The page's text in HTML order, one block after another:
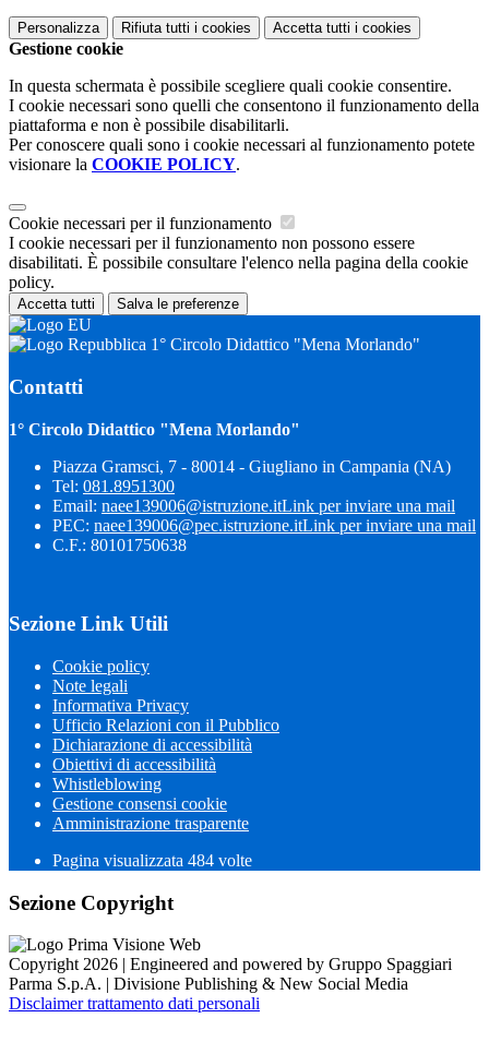
Personalizza Rifiuta tutti i cookies Accetta tutti i cookies
Gestione cookie
In questa schermata è possibile scegliere quali cookie consentire.
I cookie necessari sono quelli che consentono il funzionamento della
piattaforma e non è possibile disabilitarli.
Per conoscere quali sono i cookie necessari al funzionamento potete
visionare la COOKIE POLICY.
Cookie necessari per il funzionamento
I cookie necessari per il funzionamento non possono essere
disabilitati. È possibile consultare l'elenco nella pagina della cookie
policy.
Accetta tutti Salva le preferenze
1° Circolo Didattico "Mena Morlando"
Contatti
1° Circolo Didattico "Mena Morlando"
Piazza Gramsci, 7 - 80014 - Giugliano in Campania (NA)
Tel: 081.8951300
Email: naee139006@istruzione.itLink per inviare una mail
PEC: naee139006@pec.istruzione.itLink per inviare una mail
C.F.: 80101750638
Sezione Link Utili
Cookie policy
Note legali
Informativa Privacy
Ufficio Relazioni con il Pubblico
Dichiarazione di accessibilità
Obiettivi di accessibilità
Whistleblowing
Gestione consensi cookie
Amministrazione trasparente
Pagina visualizzata 484 volte
Sezione Copyright
Copyright 2026 | Engineered and powered by Gruppo Spaggiari
Parma S.p.A. | Divisione Publishing & New Social Media
Disclaimer trattamento dati personali